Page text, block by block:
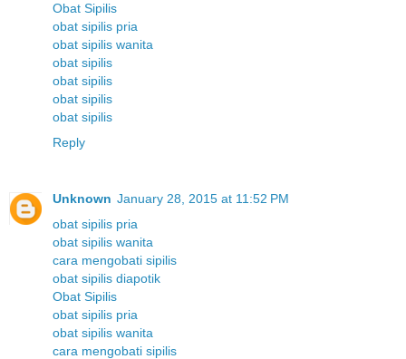
Obat Sipilis
obat sipilis pria
obat sipilis wanita
obat sipilis
obat sipilis
obat sipilis
obat sipilis
Reply
Unknown January 28, 2015 at 11:52 PM
obat sipilis pria
obat sipilis wanita
cara mengobati sipilis
obat sipilis diapotik
Obat Sipilis
obat sipilis pria
obat sipilis wanita
cara mengobati sipilis